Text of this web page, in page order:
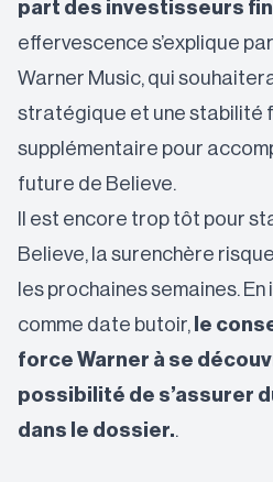
part des investisseurs
effervescence s’explique
Warner Music, qui
stratégique et une stabilité
supplémentaire pour
future de Believe.
Il est encore trop tôt pour
Believe, la surenchère
les prochaines semaines. En
comme date butoir,
le
force Warner à se
possibilité de s’assurer
dans le dossier.